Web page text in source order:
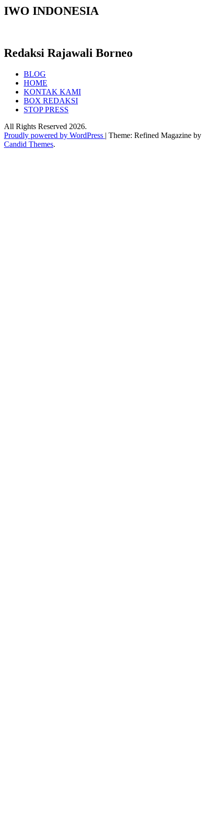
IWO INDONESIA
Redaksi Rajawali Borneo
BLOG
HOME
KONTAK KAMI
BOX REDAKSI
STOP PRESS
All Rights Reserved 2026.
Proudly powered by WordPress | Theme: Refined Magazine by
Candid Themes.